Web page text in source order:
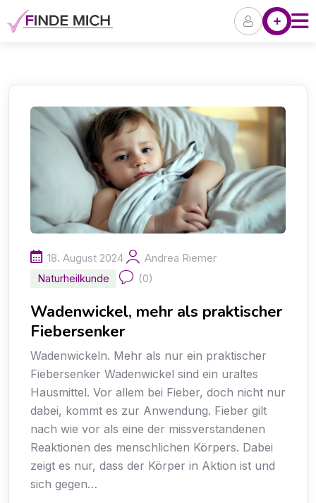
to
Angebote
18. August 2024
Andrea Riemer
Naturheilkunde
(0)
Wadenwickel, mehr als praktischer
Fiebersenker
Wadenwickeln. Mehr als nur ein praktischer
Fiebersenker Wadenwickel sind ein uraltes
Hausmittel. Vor allem bei Fieber, doch nicht nur
dabei, kommt es zur Anwendung. Fieber gilt
nach wie vor als eine der missverstandenen
Reaktionen des menschlichen Körpers. Dabei
zeigt es nur, dass der Körper in Aktion ist und
sich gegen…